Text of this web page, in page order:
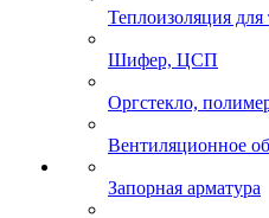
Теплоизоляция для
Шифер, ЦСП
Оргстекло,
Вентиляционное
Запорная арматура